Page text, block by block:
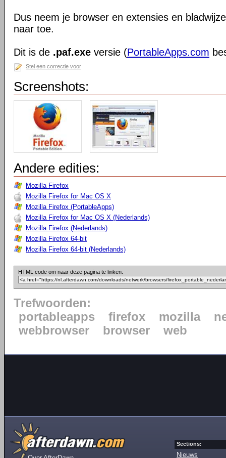
Dus neem je browser en extensies en
naar toe.
Dit is de .paf.exe versie (PortableApps.com
Stel een correctie voor
Screenshots:
Andere edities:
Mozilla Firefox
Mozilla Firefox for Mac OS X
Mozilla Firefox (PortableApps)
Mozilla Firefox for Mac OS X (Nederlands)
Mozilla Firefox (Nederlands)
Mozilla Firefox 64-bit
Mozilla Firefox 64-bit (Nederlands)
HTML code om naar deze pagina te linken:
Trefwoorden:
portableapps
firefox mozilla
webbrowser
browser web
Sections:
Nieuws